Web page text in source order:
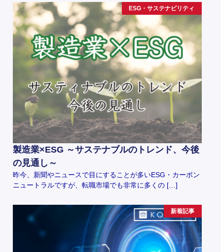
ESG・サステナビリティ
製造業×ESG ～サステナブルのトレンド、今後
の見通し～
昨今、新聞やニュースで目にすることが多いESG・カーボン
ニュートラルですが、転職市場でも非常に多くの […]
新着記事